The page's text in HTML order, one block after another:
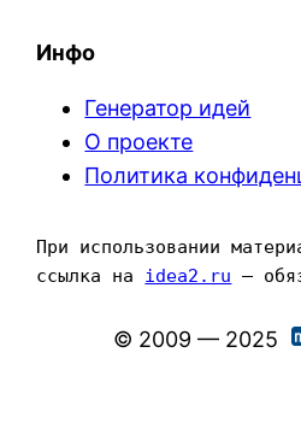
Инфо
Генератор идей
О проекте
Политика
При использовании
ссылка на idea2.ru —
© 2009 — 2025